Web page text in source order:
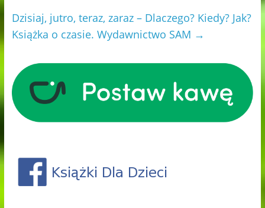
Dzisiaj, jutro, teraz, zaraz – Dlaczego? Kiedy? Jak?
Książka o czasie. Wydawnictwo SAM →